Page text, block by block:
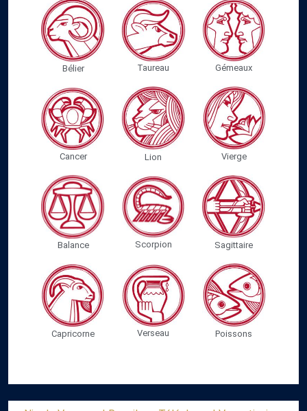
Bélier Taureau Gémeaux
Cancer Lion Vierge
Balance Scorpion Sagittaire
Capricorne Verseau Poissons